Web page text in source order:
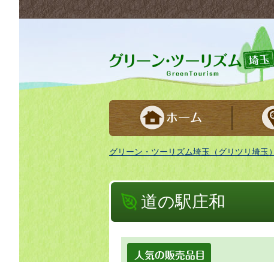
グリーンツーリズム埼玉 緑豊かな農山村
グリーン・ツーリズム埼玉（グリツリ埼玉）
道の駅庄和
人気の販売品